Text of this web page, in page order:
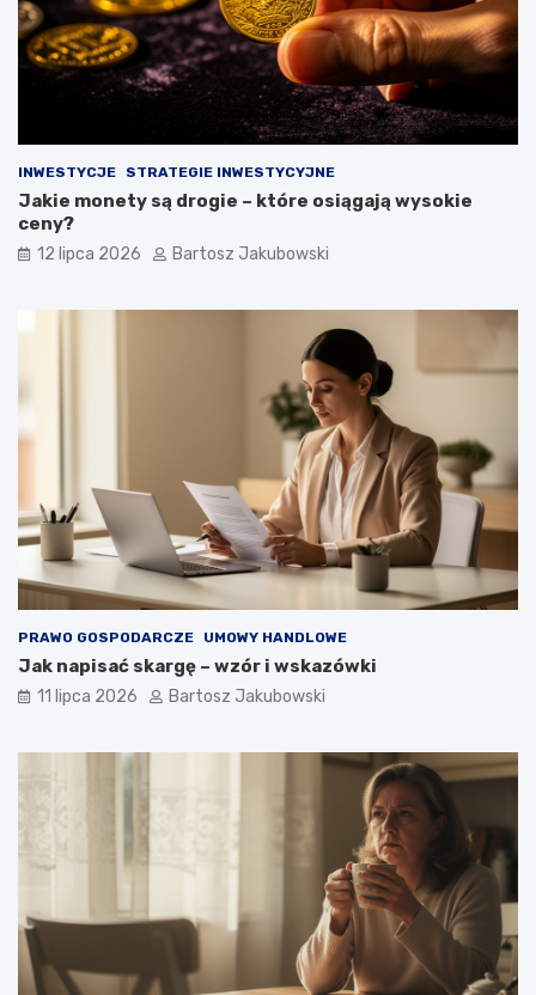
INWESTYCJE STRATEGIE INWESTYCYJNE
Jakie monety są drogie – które osiągają wysokie
ceny?
12 lipca 2026 Bartosz Jakubowski
PRAWO GOSPODARCZE UMOWY HANDLOWE
Jak napisać skargę – wzór i wskazówki
11 lipca 2026 Bartosz Jakubowski